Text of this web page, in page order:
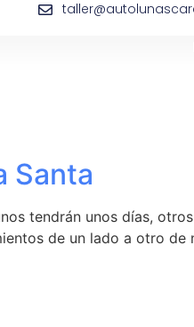
Santa
tendrán unos días,
de un lado a otro de